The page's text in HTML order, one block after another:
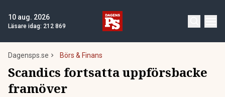
10 aug. 2026
Läsare idag: 212 869
Dagensps.se Börs & Finans
Scandics fortsatta uppförsbacke
framöver